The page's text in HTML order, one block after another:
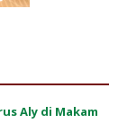
Aly di Makam